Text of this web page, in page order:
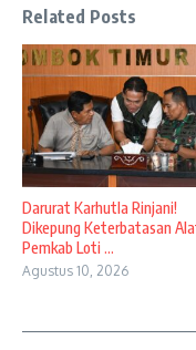
Related Posts
Darurat Karhutla Rinjani!
Dikepung Keterbatasan
Pemkab Loti ...
Agustus 10, 2026